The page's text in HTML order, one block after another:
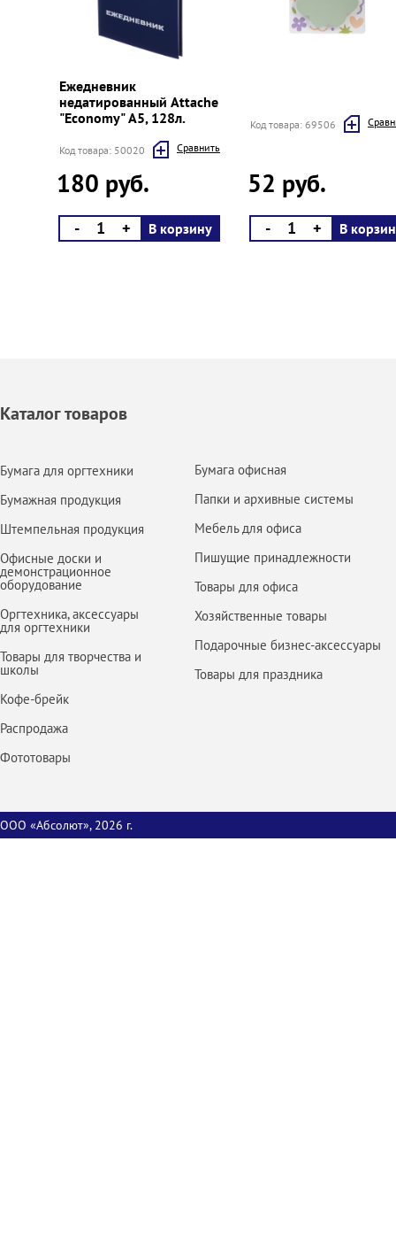
Ежедневник
недатированный Attache
"Economy" А5, 128л.
Код товара: 50020 Cравнить
180 руб.
- + В корзину
Код товара: 69506
52 руб.
- + В
Каталог товаров
Бумага для оргтехники
Бумажная продукция
Штемпельная продукция
Офисные доски и
демонстрационное
оборудование
Оргтехника, аксессуары
для оргтехники
Товары для творчества и
школы
Кофе-брейк
Распродажа
Фототовары
Бумага офисная
Папки и архивные системы
Мебель для офиса
Пишущие принадлежности
Товары для офиса
Хозяйственные товары
Подарочные бизнес-аксессуары
Товары для праздника
ООО «Абсолют», 2026 г.